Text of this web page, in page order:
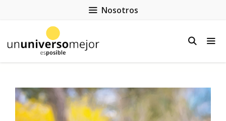
Nosotros